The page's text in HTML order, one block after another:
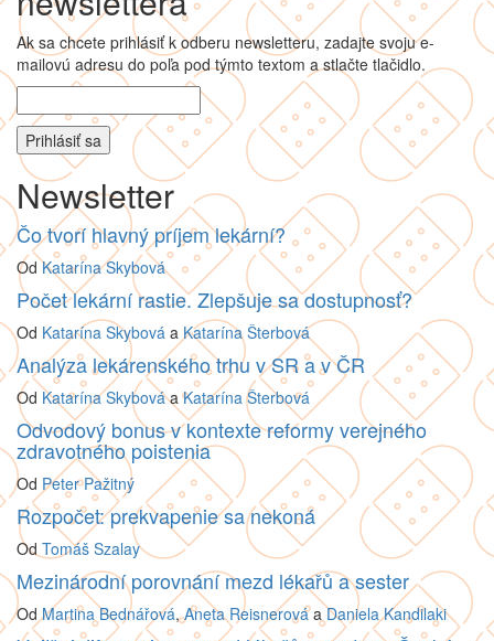
Ak sa chcete prihlásiť k odberu newsletteru, zadajte svoju e-
mailovú adresu do poľa pod týmto textom a stlačte tlačidlo.
Newsletter
Čo tvorí hlavný príjem lekární?
OdKatarína Skybová
Počet lekární rastie. Zlepšuje sa dostupnosť?
Od Katarína Skybová a Katarína Šterbová
Analýza lekárenského trhu v SR a v ČR
Od Katarína SkybováaKatarína Šterbová
Odvodový bonus v kontexte reformy verejného
zdravotného poistenia
Od Peter Pažitný
Rozpočet: prekvapenie sa nekoná
Od Tomáš Szalay
Mezinárodní porovnání mezd lékařů a sester
OdMartina Bednářová,Aneta ReisnerováaDaniela Kandilaki